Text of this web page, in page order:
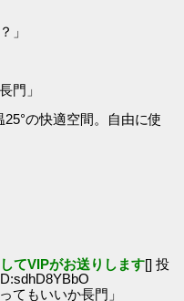
」
門」
の快適空間。自由に使
てVIPがお送りします[] 投
てもいいか長門」